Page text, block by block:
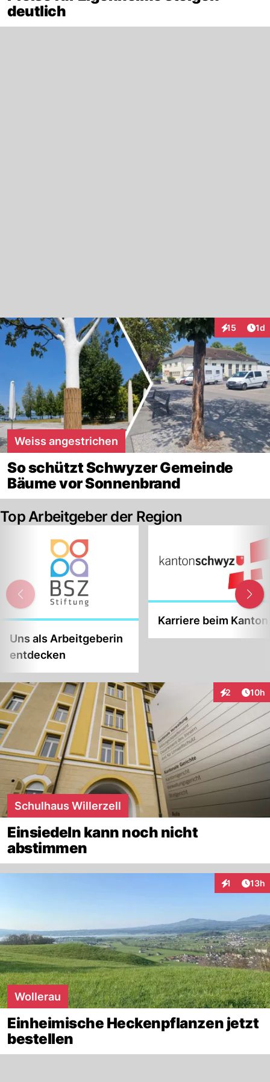
deutlich
15 1d
Weiss angestrichen
So schützt Schwyzer Gemeinde
Bäume vor Sonnenbrand
Top Arbeitgeber der Region
Uns als Arbeitgeberin
entdecken
Karriere beim Kanton
2
Interaktionen
10h
Schulhaus Willerzell
Einsiedeln kann noch nicht
abstimmen
1 13h
Wollerau
Einheimische Heckenpflanzen jetzt
bestellen